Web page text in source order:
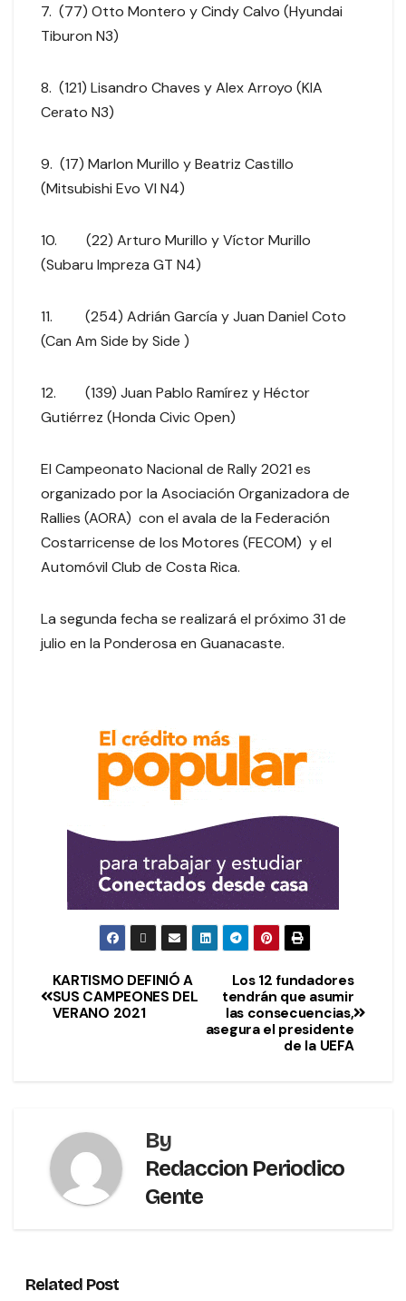
7. (77) Otto Montero y Cindy Calvo (Hyundai
Tiburon N3)
8. (121) Lisandro Chaves y Alex Arroyo (KIA
Cerato N3)
9. (17) Marlon Murillo y Beatriz Castillo
(Mitsubishi Evo VI N4)
10. (22) Arturo Murillo y Víctor Murillo
(Subaru Impreza GT N4)
11. (254) Adrián García y Juan Daniel Coto
(Can Am Side by Side )
12. (139) Juan Pablo Ramírez y Héctor
Gutiérrez (Honda Civic Open)
El Campeonato Nacional de Rally 2021 es
organizado por la Asociación Organizadora de
Rallies (AORA) con el avala de la Federación
Costarricense de los Motores (FECOM) y el
Automóvil Club de Costa Rica.
La segunda fecha se realizará el próximo 31 de
julio en la Ponderosa en Guanacaste.
Los 12 fundadores
tendrán que asumir
las consecuencias,
asegura el presidente
de la UEFA
KARTISMO DEFINIÓ A
SUS CAMPEONES DEL
VERANO 2021
By
Redaccion Periodico
Gente
Related Post